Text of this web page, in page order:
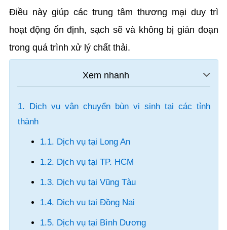
Điều này giúp các trung tâm thương mại duy trì
hoạt động ổn định, sạch sẽ và không bị gián đoạn
trong quá trình xử lý chất thải.
1. Dịch vụ vận chuyển bùn vi sinh tại các tỉnh
thành
1.1. Dịch vụ tại Long An
1.2. Dịch vụ tại TP. HCM
1.3. Dịch vụ tại Vũng Tàu
1.4. Dịch vụ tại Đồng Nai
1.5. Dịch vụ tại Bình Dương